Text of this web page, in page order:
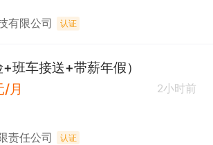
有限公司 认证
班车接送+带薪年假）
月
2小时前
责任公司 认证